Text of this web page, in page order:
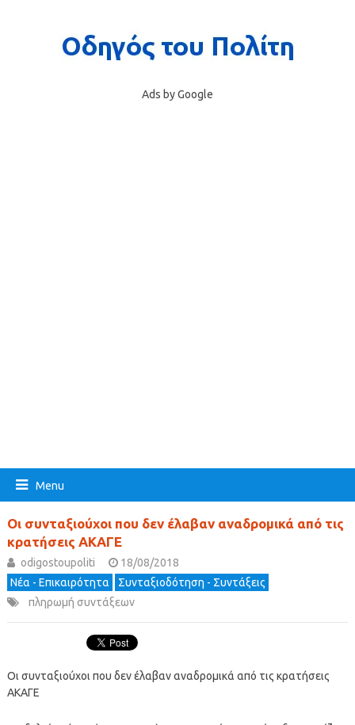
Ads by Google
Menu
Οι συνταξιούχοι που δεν έλαβαν αναδρομικά από τις
κρατήσεις ΑΚΑΓΕ
odigostoupoliti
18/08/2018
Νέα - Επικαιρότητα
Συνταξιοδότηση - Συντάξεις
πληρωμή συντάξεων
Οι συνταξιούχοι που δεν έλαβαν αναδρομικά από τις κρατήσεις
ΑΚΑΓΕ